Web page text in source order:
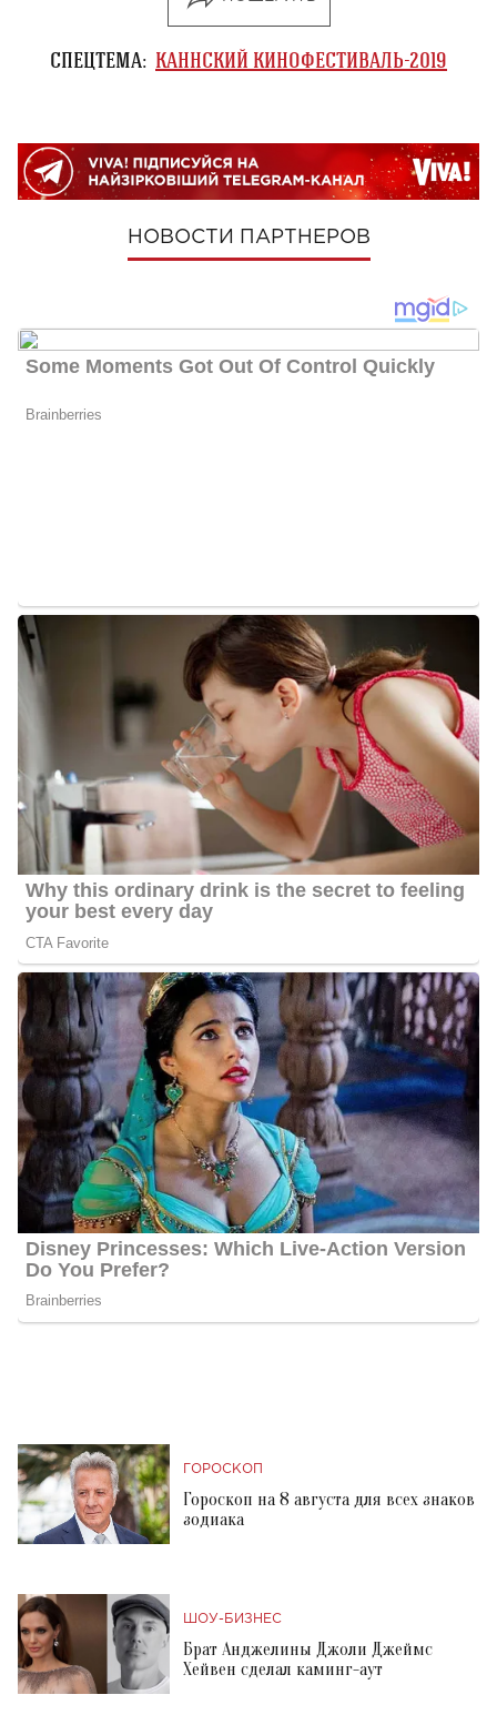
СПЕЦТЕМА: КАННСКИЙ КИНОФЕСТИВАЛЬ-2019
НОВОСТИ ПАРТНЕРОВ
ГОРОСКОП
Гороскоп на 8 августа для всех знаков
зодиака
ШОУ-БИЗНЕС
Брат Анджелины Джоли Джеймс
Хейвен сделал каминг-аут